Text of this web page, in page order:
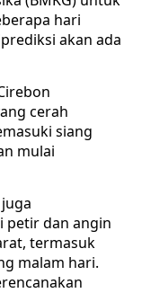
hari
akan ada
cerah
siang
mulai
petir dan angin
termasuk
malam hari.